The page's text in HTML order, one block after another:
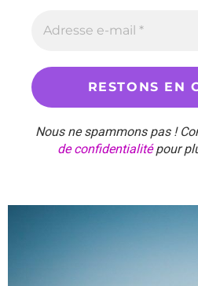
Nous ne spammons pas !
de confidentialitépour